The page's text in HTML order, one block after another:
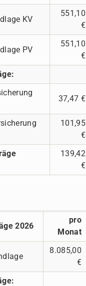
KV
551,10
€
PV
551,10
€
37,47 €
101,95
€
139,42
€
2026
pro
Monat
8.085,00
€